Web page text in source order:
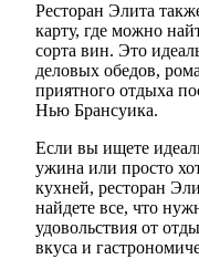
Ресторан Элита
карту, где можно
сорта вин. Это
деловых обедов,
приятного отдыха
Нью Брансуика.
Если вы ищете
ужина или просто
кухней, ресторан
найдете все, что
удовольствия от
вкуса и